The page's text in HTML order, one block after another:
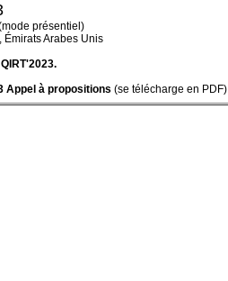
présentiel)
Émirats Arabes Unis
Appel à propositions (se télécharge en PDF)